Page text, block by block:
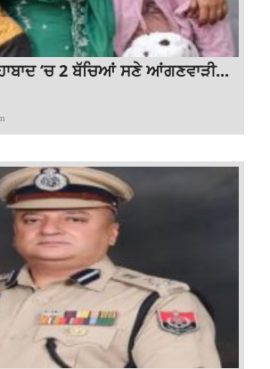
‘ਚ 2 ਬੱਚਿਆਂ ਸਣੇ ਆਂਗਣਵਾੜੀ...